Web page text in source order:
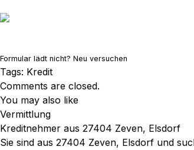
Formular lädt nicht? Neu versuchen
Tags: Kredit
Comments are closed.
You may also like
Vermittlung
Kreditnehmer aus 27404 Zeven, Elsdorf
Sie sind aus 27404 Zeven, Elsdorf und